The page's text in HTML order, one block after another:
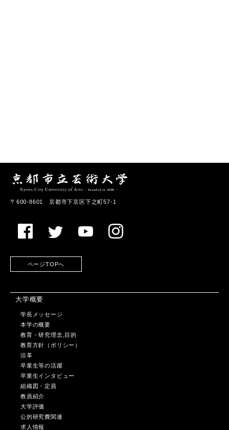
〒600-8601 京都市下京区下之町57-1
ページTOPへ
大学概要
学長メッセージ
本学の概要
教育・研究理念,目的
教育方針（ポリシー）
沿革
卒業生等の活躍
卒業生インタビュー
組織図・定員
教員紹介
大学評価
公的研究費関連
求人情報